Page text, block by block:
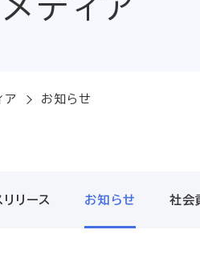
ア お知らせ
リース お知らせ 社会